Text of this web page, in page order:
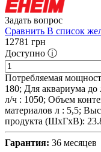
Задать вопрос
Сравнить В список
12781 грн
Доступно ⓘ
Потребляемая
180; Для аквариума до
л/ч : 1050; Объем
материалов л : 5,5;
продукта (ШхГхВ):
Гарантия: 36 месяцев